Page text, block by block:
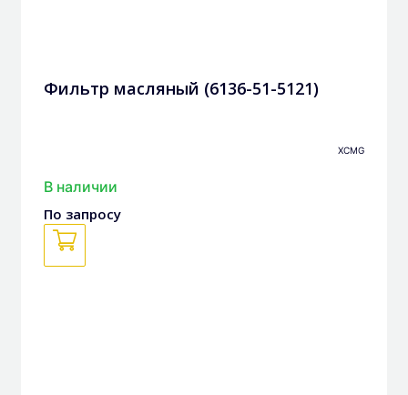
Фильтр масляный (6136-51-5121)
XCMG
В наличии
По запросу